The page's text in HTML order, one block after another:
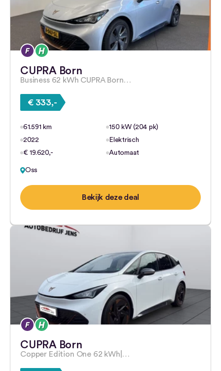
CUPRA Born
Business 62 kWh CUPRA Born…
€ 333,-
61.591 km
150 kW (204 pk)
2022
Elektrisch
€ 19.620,-
Automaat
Oss
Bekijk deze deal
CUPRA Born
Copper Edition One 62 kWh|…